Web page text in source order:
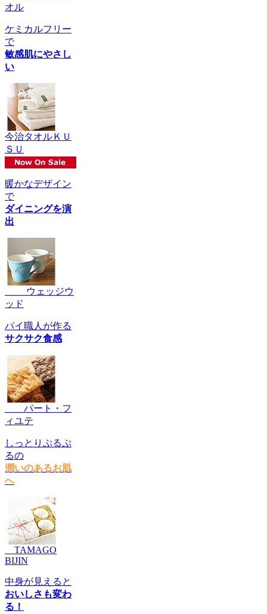
オル
ケミカルフリー
で
敏感肌にやさし
い
今治タオルＫＵ
ＳＵ
暖かなデザイン
で
ダイニングを演
出
ウェッジウ
ッド
パイ職人が作る
サクサク食感
パート・フ
ィユテ
しっとりぷるぷ
るの
潤いのあるお肌
へ
TAMAGO
BIJIN
中身が見えると
おいしさも変わ
る！